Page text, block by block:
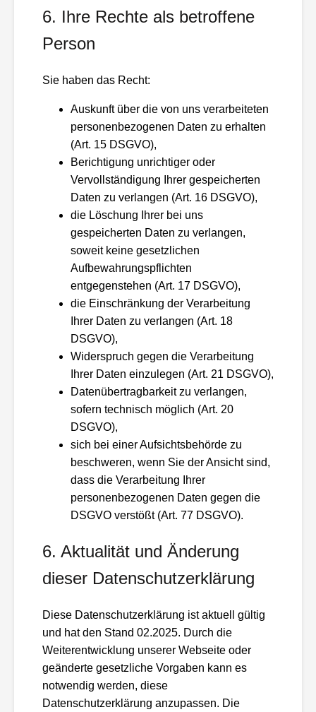
6. Ihre Rechte als betroffene
Person
Sie haben das Recht:
Auskunft über die von uns verarbeiteten
personenbezogenen Daten zu erhalten
(Art. 15 DSGVO),
Berichtigung unrichtiger oder
Vervollständigung Ihrer gespeicherten
Daten zu verlangen (Art. 16 DSGVO),
die Löschung Ihrer bei uns
gespeicherten Daten zu verlangen,
soweit keine gesetzlichen
Aufbewahrungspflichten
entgegenstehen (Art. 17 DSGVO),
die Einschränkung der Verarbeitung
Ihrer Daten zu verlangen (Art. 18
DSGVO),
Widerspruch gegen die Verarbeitung
Ihrer Daten einzulegen (Art. 21 DSGVO),
Datenübertragbarkeit zu verlangen,
sofern technisch möglich (Art. 20
DSGVO),
sich bei einer Aufsichtsbehörde zu
beschweren, wenn Sie der Ansicht sind,
dass die Verarbeitung Ihrer
personenbezogenen Daten gegen die
DSGVO verstößt (Art. 77 DSGVO).
6. Aktualität und Änderung
dieser Datenschutzerklärung
Diese Datenschutzerklärung ist aktuell gültig
und hat den Stand 02.2025. Durch die
Weiterentwicklung unserer Webseite oder
geänderte gesetzliche Vorgaben kann es
notwendig werden, diese
Datenschutzerklärung anzupassen. Die